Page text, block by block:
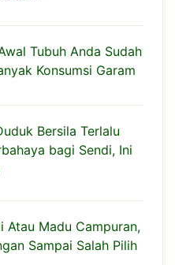
Tubuh Anda Sudah
Konsumsi Garam
Bersila Terlalu
bagi Sendi, Ini
Atau Madu Campuran,
Sampai Salah Pilih